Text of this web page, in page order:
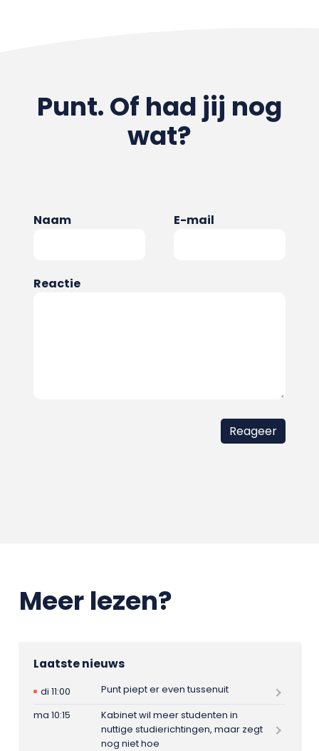
Punt. Of had jij nog
wat?
Naam E-mail
Reactie
Meer lezen?
Laatste nieuws
di 11:00
Punt piept er even tussenuit
ma 10:15
Kabinet wil meer studenten in
nuttige studierichtingen, maar zegt
nog niet hoe